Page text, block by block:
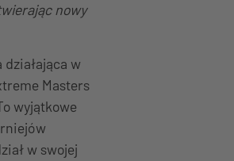
nowy
działająca w
Masters
wyjątkowe
w swojej